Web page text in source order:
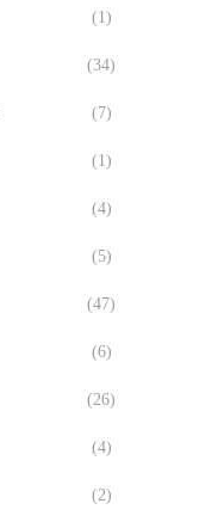
(1)
(34)
(7)
(1)
(4)
(5)
(47)
(6)
(26)
(4)
(2)